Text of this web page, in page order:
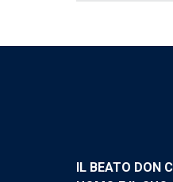
IL BEATO DON